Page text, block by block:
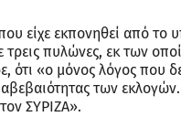
είχε εκπονηθεί από το
πυλώνες, εκ των
ότι «ο μόνος λόγος που
των
ΣΥΡΙΖΑ».